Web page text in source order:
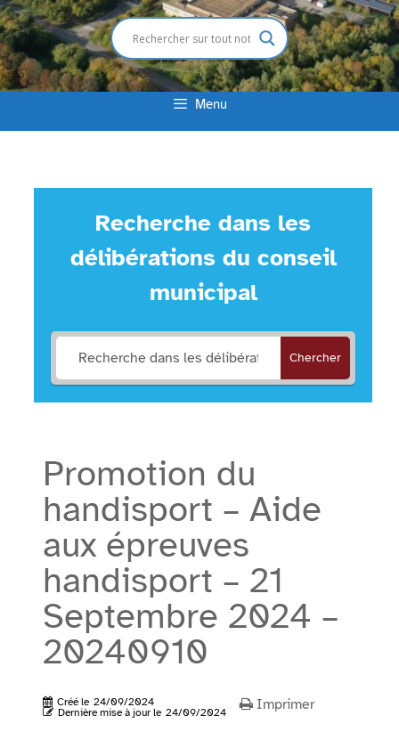
Menu
Recherche dans les
délibérations du conseil
municipal
Chercher
Promotion du
handisport – Aide
aux épreuves
handisport – 21
Septembre 2024 –
20240910
Créé le 24/09/2024
Dernière mise à jour le 24/09/2024 Imprimer